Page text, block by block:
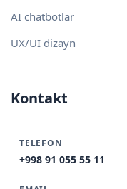
AI chatbotlar
UX/UI dizayn
Kontakt
TELEFON
+998 91 055 55 11